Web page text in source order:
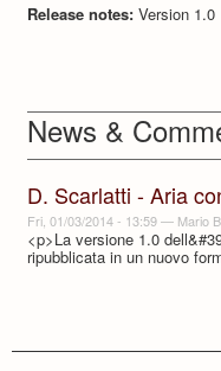
Release notes: Version 1.0
News &
D. Scarlatti - Aria
Fri, 01/03/2014 - 13:59— Mario
<p>La versione 1.0
ripubblicata in un nuovo